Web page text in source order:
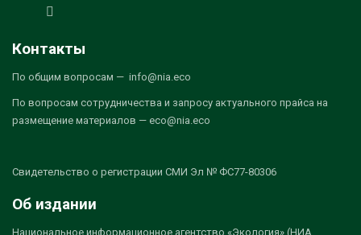
Контакты
По общим вопросам — info@nia.eco
По вопросам сотрудничества и запросу актуального прайса на
размещение материалов — eco@nia.eco
Свидетельство о регистрации СМИ Эл № ФС77-80306
Об издании
Национальное информационное агентство «Экология» (НИА